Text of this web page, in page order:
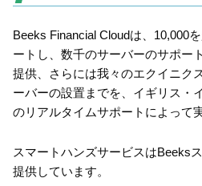
Beeks Financial Cloudは、10,000
ートし、数千のサーバーのサポー
提供、さらには我々のエクイニク
ーバーの設置までを、イギリス・
のリアルタイムサポートによって
スマートハンズサービスはBeeks
提供しています。